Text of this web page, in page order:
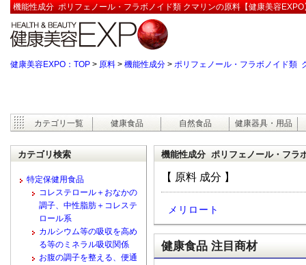
機能性成分 ポリフェノール・フラボノイド類 クマリンの原料【健康美容EXPO
健康美容EXPO：TOP > 原料 > 機能性成分 > ポリフェノール・フラボノイド類
カテゴリ一覧 健康食品 自然食品 健康器具・用品
機能性成分 ポリフェノール・フラ
【 原料 成分 】
メリロート
健康食品 注目商材
カテゴリ検索
特定保健用食品
コレステロール＋おなかの
調子、中性脂肪＋コレステ
ロール系
カルシウム等の吸収を高め
る等のミネラル吸収関係
お腹の調子を整える、便通